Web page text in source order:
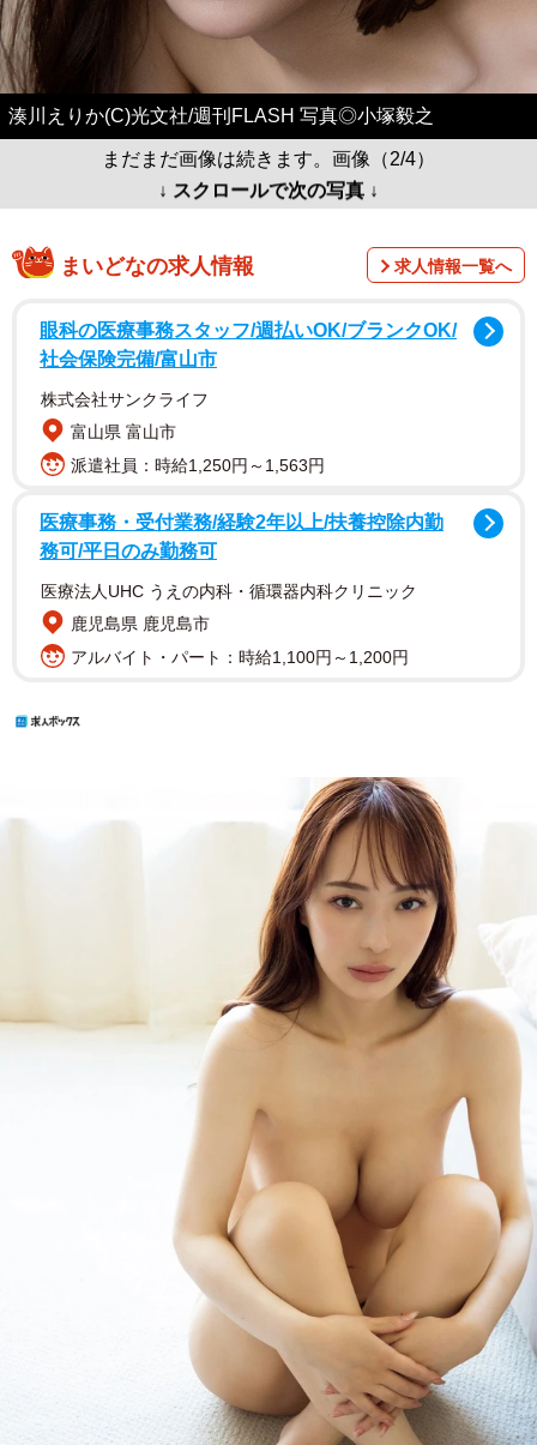
湊川えりか(C)光文社/週刊FLASH 写真◎小塚毅之
まだまだ画像は続きます。画像（2/4）
↓ スクロールで次の写真 ↓
まいどなの求人情報 求人情報一覧へ
眼科の医療事務スタッフ/週払いOK/ブランクOK/
社会保険完備/富山市
株式会社サンクライフ
富山県 富山市
派遣社員：時給1,250円～1,563円
医療事務・受付業務/経験2年以上/扶養控除内勤
務可/平日のみ勤務可
医療法人UHC うえの内科・循環器内科クリニック
鹿児島県 鹿児島市
アルバイト・パート：時給1,100円～1,200円